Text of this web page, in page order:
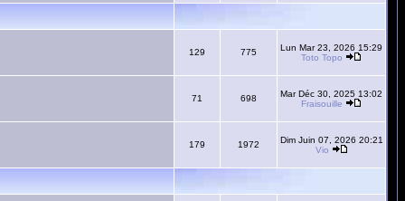
129 775
Lun Mar 23, 2026 15:29
Toto Topo
71 698
Mar Déc 30, 2025 13:02
Fraisouille
179 1972
Dim Juin 07, 2026 20:21
Vio